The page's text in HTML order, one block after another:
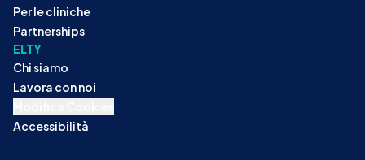
Per le cliniche
Partnerships
ELTY
Chi siamo
Lavora con noi
Accessibilità